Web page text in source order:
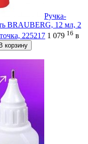
Ручка-
BRAUBERG, 12 мл, 2
225217 1 079 16 в
В корзину